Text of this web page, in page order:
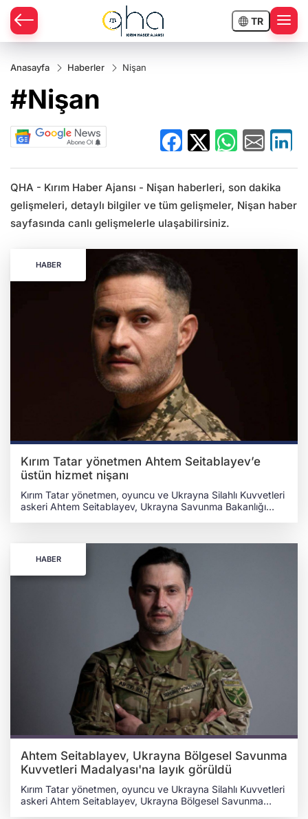
TR
Anasayfa Haberler Nişan
#Nişan
QHA - Kırım Haber Ajansı - Nişan haberleri, son dakika
gelişmeleri, detaylı bilgiler ve tüm gelişmeler, Nişan haber
sayfasında canlı gelişmelerle ulaşabilirsiniz.
HABER
Kırım Tatar yönetmen Ahtem Seitablayev’e
üstün hizmet nişanı
Kırım Tatar yönetmen, oyuncu ve Ukrayna Silahlı Kuvvetleri
askeri Ahtem Seitablayev, Ukrayna Savunma Bakanlığı
Kiborglar gibi unutulmaz filmleriyle tanınan ünlü Kırım Tatar
yönetmen Ahtem Seitablayev, aldığı ödülü sosyal
medyadan duyurdu. Ünlü yönetmen, nişanının fotoğrafını
paylaşarak "Ukrayna halkına hizmet ediyorum" notunu
Bölgesel Savunma Kuvvetleri Komutanlığının İletişim
Biriminde görev yapıyor ve stratejik öneme sahip "TrO
Media" birimini yönetiyor. “CESARET HAÇI” NEDİR?
Ukrayna Savunma Bakanlığı tarafından verilen "Cesaret
Haçı" nişanı, hem barış hem de savaş zamanında
görevlerini üstün başarıyla yerine getiren, hizmet
süreçlerinde istisnai yararlılık gösteren Ukrayna Silahlı
Kuvvetleri mensuplarına (er, çavuş ve astsubay
kademesine) verilen prestijli bir nişan olarak biliniyor.
Seitablayev, savaşın başından bu yana sanatsal kimliğini
askerî görevleriyle birleştirerek, Ukrayna direnişinin hem
sahada hem de medya ve iletişim cephesinde
güçlenmesine katkı sağlamaya devam ediyor.
HABER
Ahtem Seitablayev, Ukrayna Bölgesel Savunma
Kuvvetleri Madalyası'na layık görüldü
Kırım Tatar yönetmen, oyuncu ve Ukrayna Silahlı Kuvvetleri
askeri Ahtem Seitablayev, Ukrayna Bölgesel Savunma